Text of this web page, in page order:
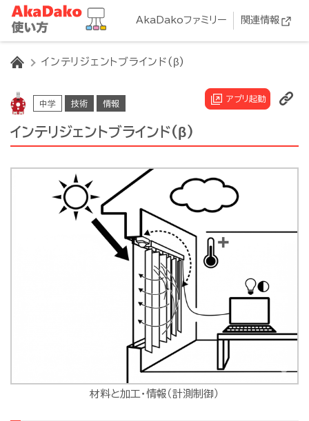
AkaDakoファミリー 関連情報
HOME
インテリジェントブラインド(β)
中学 技術 情報
インテリジェントブラインド(β)
アプリ起動
材料と加工・情報（計測制御）